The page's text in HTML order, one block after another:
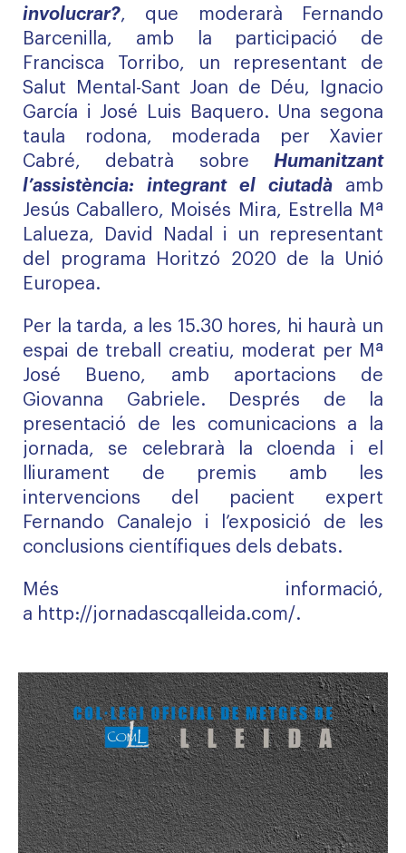
involucrar?, que moderarà Fernando
Barcenilla, amb la participació de
Francisca Torribo, un representant de
Salut Mental-Sant Joan de Déu, Ignacio
García i José Luis Baquero. Una segona
taula rodona, moderada per Xavier
Cabré, debatrà sobre Humanitzant
l’assistència: integrant el ciutadà amb
Jesús Caballero, Moisés Mira, Estrella Mª
Lalueza, David Nadal i un representant
del programa Horitzó 2020 de la Unió
Europea.
Per la tarda, a les 15.30 hores, hi haurà un
espai de treball creatiu, moderat per Mª
José Bueno, amb aportacions de
Giovanna Gabriele. Després de la
presentació de les comunicacions a la
jornada, se celebrarà la cloenda i el
lliurament de premis amb les
intervencions del pacient expert
Fernando Canalejo i l’exposició de les
conclusions científiques dels debats.
Més informació,
a http://jornadascqalleida.com/.